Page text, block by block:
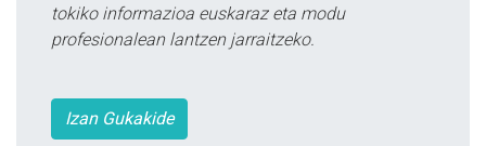
tokiko informazioa euskaraz eta modu
profesionalean lantzen jarraitzeko.
Izan Gukakide